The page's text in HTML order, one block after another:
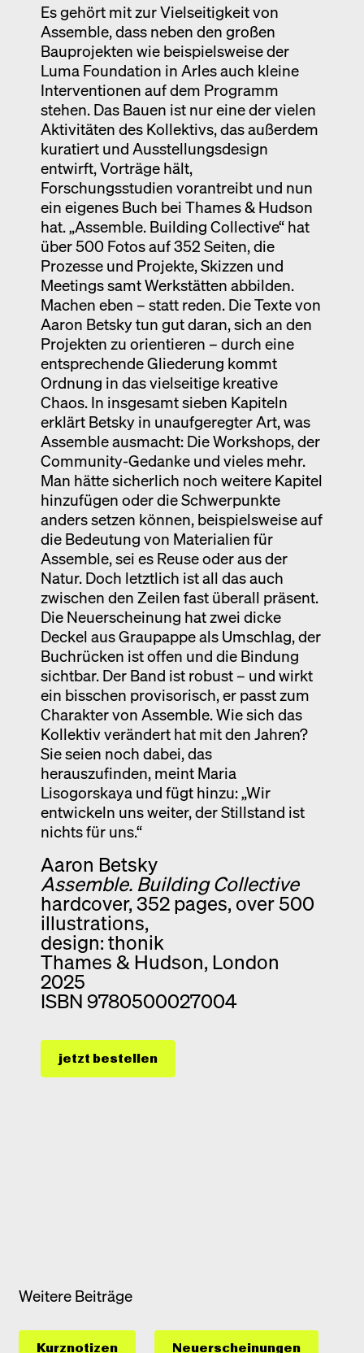
Es gehört mit zur Vielseitigkeit von
Assemble, dass neben den großen
Bauprojekten wie beispielsweise der
Luma Foundation in Arles auch kleine
Interventionen auf dem Programm
stehen. Das Bauen ist nur eine der vielen
Aktivitäten des Kollektivs, das außerdem
kuratiert und Ausstellungsdesign
entwirft, Vorträge hält,
Forschungsstudien vorantreibt und nun
ein eigenes Buch bei Thames & Hudson
hat. „Assemble. Building Collective“ hat
über 500 Fotos auf 352 Seiten, die
Prozesse und Projekte, Skizzen und
Meetings samt Werkstätten abbilden.
Machen eben – statt reden. Die Texte von
Aaron Betsky tun gut daran, sich an den
Projekten zu orientieren – durch eine
entsprechende Gliederung kommt
Ordnung in das vielseitige kreative
Chaos. In insgesamt sieben Kapiteln
erklärt Betsky in unaufgeregter Art, was
Assemble ausmacht: Die Workshops, der
Community-Gedanke und vieles mehr.
Man hätte sicherlich noch weitere Kapitel
hinzufügen oder die Schwerpunkte
anders setzen können, beispielsweise auf
die Bedeutung von Materialien für
Assemble, sei es Reuse oder aus der
Natur. Doch letztlich ist all das auch
zwischen den Zeilen fast überall präsent.
Die Neuerscheinung hat zwei dicke
Deckel aus Graupappe als Umschlag, der
Buchrücken ist offen und die Bindung
sichtbar. Der Band ist robust – und wirkt
ein bisschen provisorisch, er passt zum
Charakter von Assemble. Wie sich das
Kollektiv verändert hat mit den Jahren?
Sie seien noch dabei, das
herauszufinden, meint Maria
Lisogorskaya und fügt hinzu: „Wir
entwickeln uns weiter, der Stillstand ist
nichts für uns.“
Aaron Betsky
Assemble. Building Collective
hardcover, 352 pages, over 500
illustrations,
design: thonik
Thames & Hudson, London
2025
ISBN 9780500027004
jetzt bestellen
Weitere Beiträge
Kurznotizen Neuerscheinungen